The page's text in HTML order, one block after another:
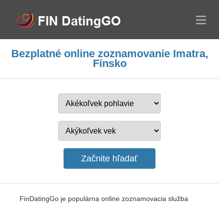
Bezplatné online zoznamovanie Imatra,
Fínsko
FinDatingGo je populárna online zoznamovacia služba